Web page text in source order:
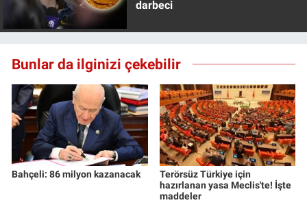
darbeci
Bunlar da ilginizi çekebilir
Bahçeli: 86 milyon kazanacak
Terörsüz Türkiye için
hazırlanan yasa Meclis'te! İşte
maddeler